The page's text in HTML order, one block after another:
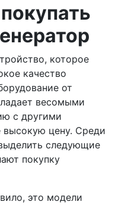
которое
качество
от
весомыми
с другими
высокую цену. Среди
следующие
покупку
это модели